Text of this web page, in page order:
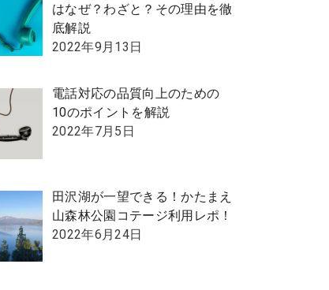
はなぜ？わざと？その理由を徹
底解説
2022年9月13日
電話対応の品質向上のための
10のポイントを解説
2022年7月5日
田沢湖が一望できる！かたまえ
山森林公園コテージ利用レポ！
2022年6月24日